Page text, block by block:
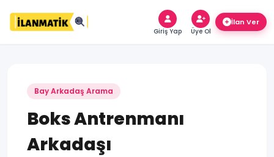
Giriş Yap Üye Ol
Bay Arkadaş Arama
Boks Antrenmanı
Arkadaşı